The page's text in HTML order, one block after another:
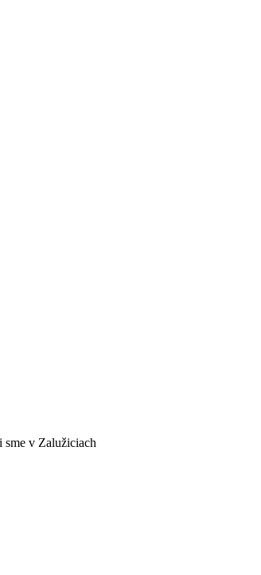
sme v Zalužiciach